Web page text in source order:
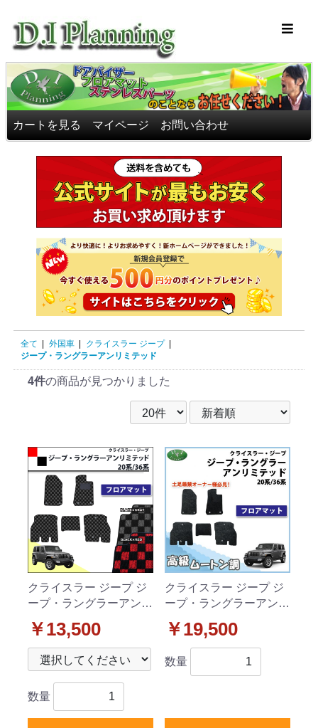
カートを見る マイページ お問い合わせ
全て | 外国車 | クライスラー ジープ |
ジープ・ラングラーアンリミテッド
4件の商品が見つかりました
クライスラー ジープ ジ
ープ・ラングラーアンリ
フロアマット カーマッ
ト チェック柄シリーズ
社外新品
￥13,500
数量
クライスラー ジープ ジ
ープ・ラングラーアンリ
フロアマット 高級ムー
トン調 ブラックタイプ
ハイパイル 社外品
￥19,500
数量